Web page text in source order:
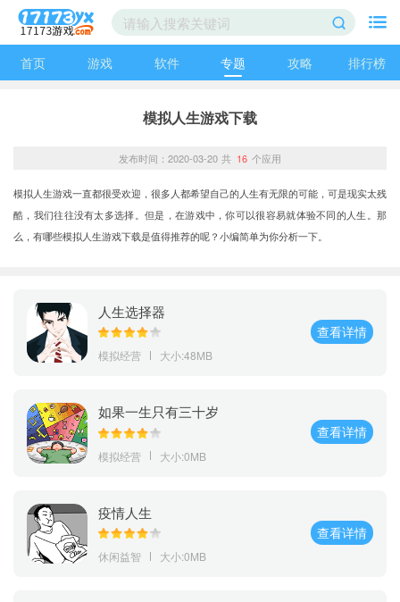
首页 游戏 软件 专题 攻略 排行榜
模拟人生游戏下载
发布时间：2020-03-20 共 16 个应用
模拟人生游戏一直都很受欢迎，很多人都希望自己的人生有无限的可能，可是现实太残
酷，我们往往没有太多选择。但是，在游戏中，你可以很容易就体验不同的人生。那
么，有哪些模拟人生游戏下载是值得推荐的呢？小编简单为你分析一下。
人生选择器
模拟经营 大小:48MB
查看详情
如果一生只有三十岁
模拟经营 大小:0MB
查看详情
疫情人生
休闲益智 大小:0MB
查看详情